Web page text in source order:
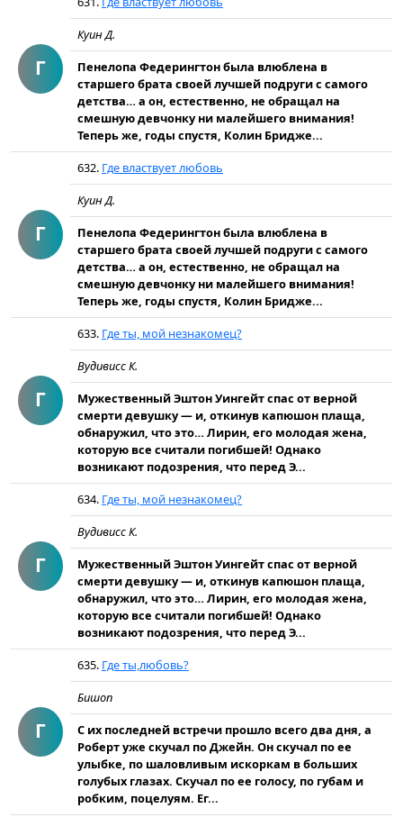
Г
Куин Д.
Пенелопа Федерингтон была влюблена в
старшего брата своей лучшей подруги с самого
детства… а он, естественно, не обращал на
смешную девчонку ни малейшего внимания!
Теперь же, годы спустя, Колин Бридже...
Г
632. Где властвует любовь
Куин Д.
Пенелопа Федерингтон была влюблена в
старшего брата своей лучшей подруги с самого
детства… а он, естественно, не обращал на
смешную девчонку ни малейшего внимания!
Теперь же, годы спустя, Колин Бридже...
Г
633. Где ты, мой незнакомец?
Вудивисс К.
Мужественный Эштон Уингейт спас от верной
смерти девушку — и, откинув капюшон плаща,
обнаружил, что это… Лирин, его молодая жена,
которую все считали погибшей! Однако
возникают подозрения, что перед Э...
Г
634. Где ты, мой незнакомец?
Вудивисс К.
Мужественный Эштон Уингейт спас от верной
смерти девушку — и, откинув капюшон плаща,
обнаружил, что это… Лирин, его молодая жена,
которую все считали погибшей! Однако
возникают подозрения, что перед Э...
Г
635. Где ты,любовь?
Бишоп
С их последней встречи прошло всего два дня, а
Роберт уже скучал по Джейн. Он скучал по ее
улыбке, по шаловливым искоркам в больших
голубых глазах. Скучал по ее голосу, по губам и
робким, поцелуям. Ег...